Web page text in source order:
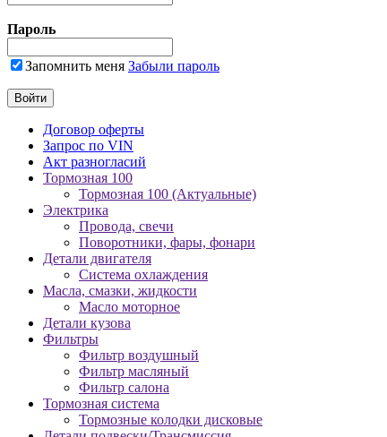
Пароль
Запомнить меня Забыли пароль
Договор оферты
Запрос по VIN
Акт разногласий
Тормозная 100
Тормозная 100 (Актуальные)
Электрика
Провода, свечи
Поворотники, фары, фонари
Детали двигателя
Система охлаждения
Масла, смазки, жидкости
Масло моторное
Детали кузова
Фильтры
Фильтр воздушный
Фильтр масляный
Фильтр салона
Тормозная система
Тормозные колодки дисковые